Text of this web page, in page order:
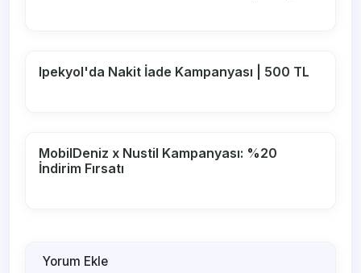
Ipekyol'da Nakit İade Kampanyası | 500 TL
MobilDeniz x Nustil Kampanyası: %20
İndirim Fırsatı
Yorum Ekle